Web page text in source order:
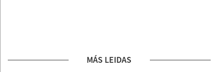
MÁS LEIDAS